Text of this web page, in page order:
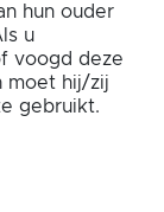
hun ouder
u
voogd deze
moet hij/zij
gebruikt.